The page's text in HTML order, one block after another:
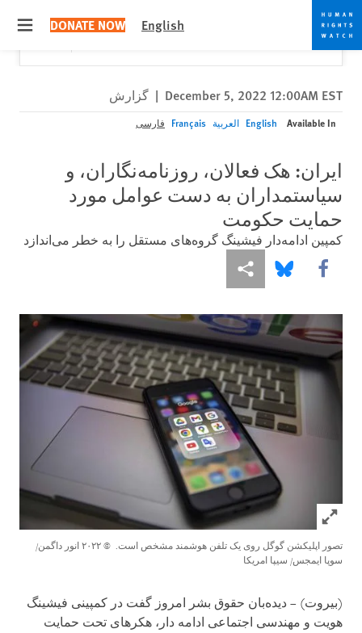
Skip
to
cookie
privacy
notice
Skip
to
main
content
English
DONATE NOW
Would you like to read this page in English?
Close
December 5, 2022 12:00AM EST
| گزارش
Available In
English العربية Français فارسی
ایران: هک فعالان، روزنامه‌نگاران، و
سیاستمداران به دست عوامل مورد
حمایت حکومت
کمپین ادامه‌دار فیشینگ گروه‌های مستقل را به خطر می‌اندازد
Share this via Facebook
Share this via Bluesky
More sharing options
Click to expand Image
تصور اپلیکشن گوگل روی یک تلفن هوشمند مشخص است.
© ۲۰۲۲ انور داگمن/
سوپا ایمجس/ سیپا امریکا
(بیروت) – دیده‌بان حقوق بشر امروز گفت در کمپینی فیشینگ
هویت و مهندسی اجتماعی ادامه دار، هکرهای تحت حمایت